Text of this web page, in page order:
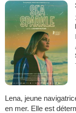
Lena, jeune
en mer. Elle est